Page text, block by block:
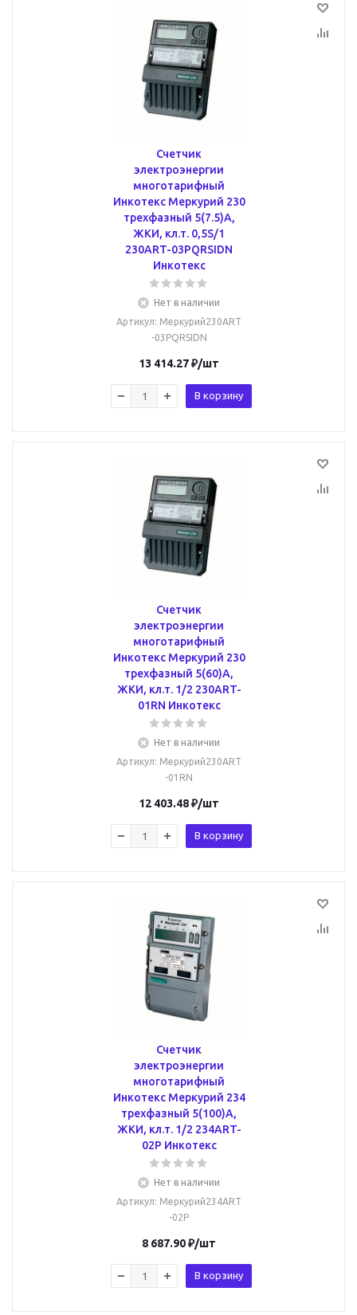
Счетчик
электроэнергии
многотарифный
Инкотекс Меркурий 230
трехфазный 5(7.5)А,
ЖКИ, кл.т. 0,5S/1
230ART-03PQRSIDN
Инкотекс
Нет в наличии
Артикул: Меркурий230ART
-03PQRSIDN
13 414.27₽/шт
В корзину
Счетчик
электроэнергии
многотарифный
Инкотекс Меркурий 230
трехфазный 5(60)А,
ЖКИ, кл.т. 1/2 230ART-
01RN Инкотекс
Нет в наличии
Артикул: Меркурий230ART
-01RN
12 403.48₽/шт
В корзину
Счетчик
электроэнергии
многотарифный
Инкотекс Меркурий 234
трехфазный 5(100)А,
ЖКИ, кл.т. 1/2 234ART-
02P Инкотекс
Нет в наличии
Артикул: Меркурий234ART
-02P
8 687.90₽/шт
В корзину